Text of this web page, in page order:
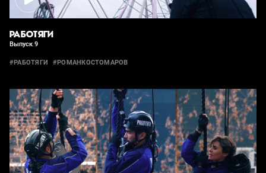
РАБОТЯГИ
Выпуск 9
#РАБОТЯГИ #РОМАНКОСТОМАРОВ